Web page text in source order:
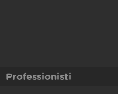
Professionisti